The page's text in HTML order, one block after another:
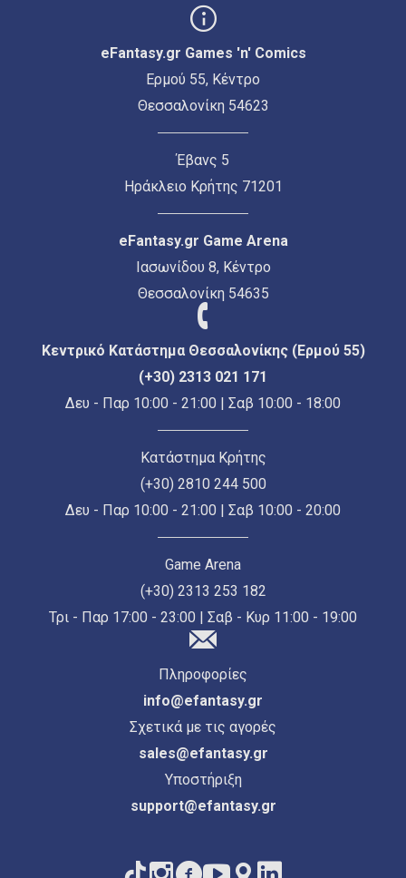
eFantasy.gr Games 'n' Comics
Ερμού 55, Κέντρο
Θεσσαλονίκη 54623
Έβανς 5
Ηράκλειο Κρήτης 71201
eFantasy.gr Game Arena
Ιασωνίδου 8, Κέντρο
Θεσσαλονίκη 54635
Κεντρικό Κατάστημα Θεσσαλονίκης (Ερμού 55)
(+30) 2313 021 171
Δευ - Παρ 10:00 - 21:00 | Σαβ 10:00 - 18:00
Κατάστημα Κρήτης
(+30) 2810 244 500
Δευ - Παρ 10:00 - 21:00 | Σαβ 10:00 - 20:00
Game Arena
(+30) 2313 253 182
Τρι - Παρ 17:00 - 23:00 | Σαβ - Κυρ 11:00 - 19:00
Πληροφορίες
info@efantasy.gr
Σχετικά με τις αγορές
sales@efantasy.gr
Υποστήριξη
support@efantasy.gr